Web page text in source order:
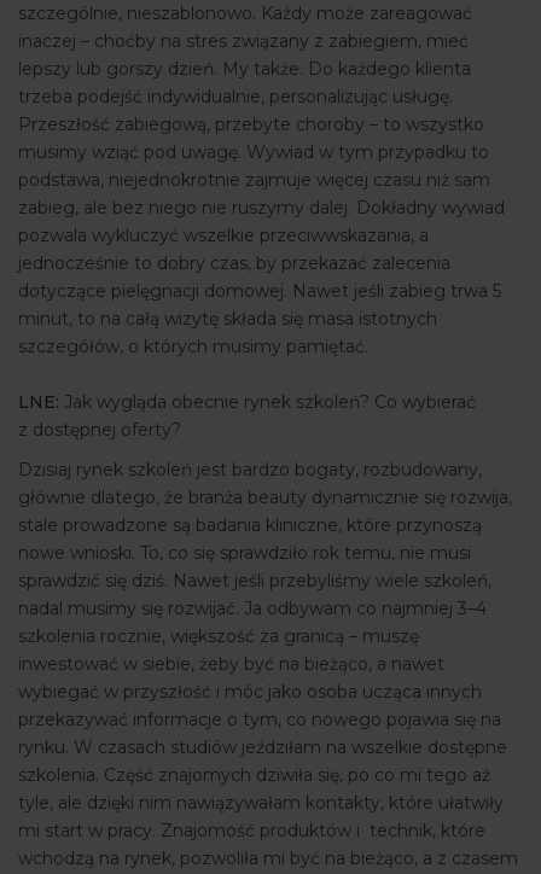
szczególnie, nieszablonowo. Każdy może zareagować
inaczej – choćby na stres związany z zabiegiem, mieć
lepszy lub gorszy dzień. My także. Do każdego klienta
trzeba podejść indywidualnie, personalizując usługę.
Przeszłość zabiegową, przebyte choroby – to wszystko
musimy wziąć pod uwagę. Wywiad w tym przypadku to
podstawa, niejednokrotnie zajmuje więcej czasu niż sam
zabieg, ale bez niego nie ruszymy dalej. Dokładny wywiad
pozwala wykluczyć wszelkie przeciwwskazania, a
jednocześnie to dobry czas, by przekazać zalecenia
dotyczące pielęgnacji domowej. Nawet jeśli zabieg trwa 5
minut, to na całą wizytę składa się masa istotnych
szczegółów, o których musimy pamiętać.
LNE: Jak wygląda obecnie rynek szkoleń? Co wybierać
z dostępnej oferty?
Dzisiaj rynek szkoleń jest bardzo bogaty, rozbudowany,
głównie dlatego, że branża beauty dynamicznie się rozwija,
stale prowadzone są badania kliniczne, które przynoszą
nowe wnioski. To, co się sprawdziło rok temu, nie musi
sprawdzić się dziś. Nawet jeśli przebyliśmy wiele szkoleń,
nadal musimy się rozwijać. Ja odbywam co najmniej 3–4
szkolenia rocznie, większość za granicą – muszę
inwestować w siebie, żeby być na bieżąco, a nawet
wybiegać w przyszłość i móc jako osoba ucząca innych
przekazywać informacje o tym, co nowego pojawia się na
rynku. W czasach studiów jeździłam na wszelkie dostępne
szkolenia. Część znajomych dziwiła się, po co mi tego aż
tyle, ale dzięki nim nawiązywałam kontakty, które ułatwiły
mi start w pracy. Znajomość produktów i technik, które
wchodzą na rynek, pozwoliła mi być na bieżąco, a z czasem